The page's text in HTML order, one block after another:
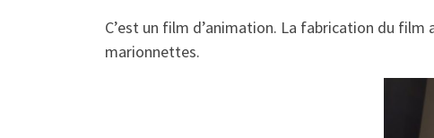
C’est un film d’animation. La fabrication du
marionnettes.